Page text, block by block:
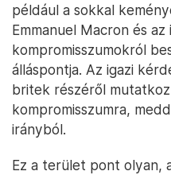
például a sokkal
Emmanuel Macron és az
kompromisszumokról
álláspontja. Az igazi
britek részéről
kompromisszumra,
irányból.
Ez a terület pont olyan,